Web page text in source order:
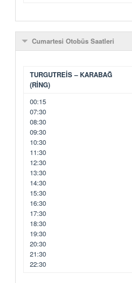
Cumartesi Otobüs Saatleri
TURGUTREİS – KARABAĞ
(RİNG)
00:15
07:30
08:30
09:30
10:30
11:30
12:30
13:30
14:30
15:30
16:30
17:30
18:30
19:30
20:30
21:30
22:30